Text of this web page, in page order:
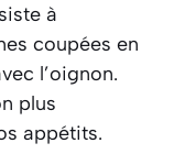
à
coupées en
l’oignon.
plus
appétits.